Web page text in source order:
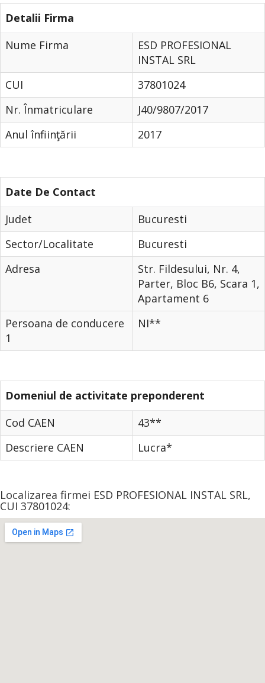
Detalii Firma
Nume Firma
ESD PROFESIONAL
INSTAL SRL
CUI
37801024
Nr. Înmatriculare
J40/9807/2017
Anul înfiinţării
2017
Date De Contact
Judet
Bucuresti
Sector/Localitate
Bucuresti
Adresa
Str. Fildesului, Nr. 4,
Parter, Bloc B6, Scara 1,
Apartament 6
Persoana de conducere
1
NI**
Domeniul de activitate preponderent
Cod CAEN
43**
Descriere CAEN
Lucra*
Localizarea firmei ESD PROFESIONAL INSTAL SRL,
CUI 37801024: